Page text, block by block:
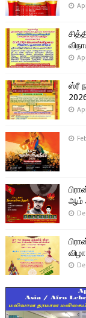
ஸ்ரீ
ஆம்